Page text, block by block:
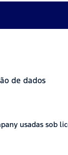
de dados
usadas sob